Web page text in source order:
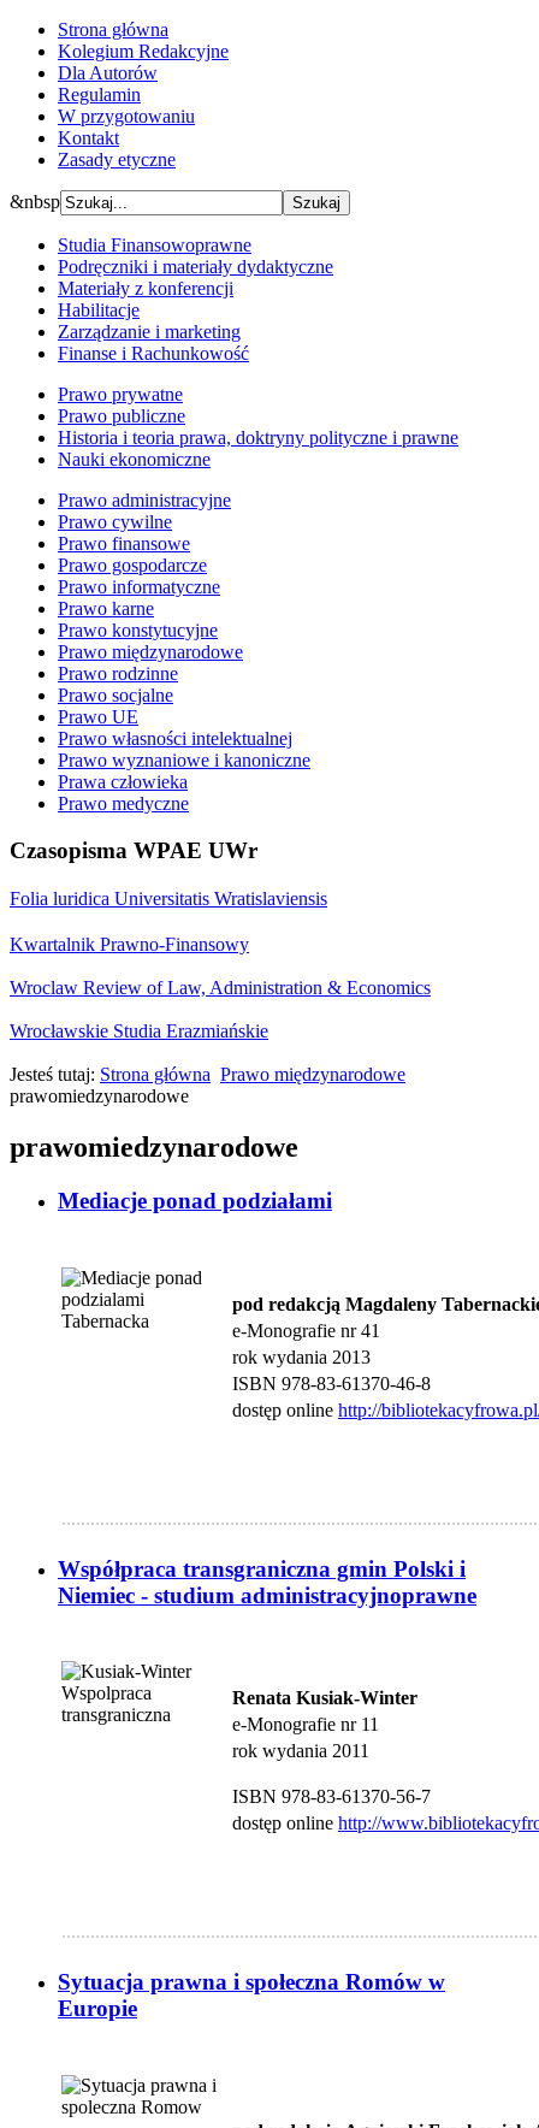
Strona główna
Kolegium Redakcyjne
Dla Autorów
Regulamin
W przygotowaniu
Kontakt
Zasady etyczne
&nbsp
Studia Finansowoprawne
Podręczniki i materiały dydaktyczne
Materiały z konferencji
Habilitacje
Zarządzanie i marketing
Finanse i Rachunkowość
Prawo prywatne
Prawo publiczne
Historia i teoria prawa, doktryny polityczne i prawne
Nauki ekonomiczne
Prawo administracyjne
Prawo cywilne
Prawo finansowe
Prawo gospodarcze
Prawo informatyczne
Prawo karne
Prawo konstytucyjne
Prawo międzynarodowe
Prawo rodzinne
Prawo socjalne
Prawo UE
Prawo własności intelektualnej
Prawo wyznaniowe i kanoniczne
Prawa człowieka
Prawo medyczne
Czasopisma WPAE UWr
Folia luridica Universitatis Wratislaviensis
Kwartalnik Prawno-Finansowy
Wroclaw Review of Law, Administration & Economics
Wrocławskie Studia Erazmiańskie
Jesteś tutaj: Strona główna Prawo międzynarodowe
prawomiedzynarodowe
prawomiedzynarodowe
Mediacje ponad podziałami
pod redakcją Magdaleny
e-Monografie nr 41
rok wydania 2013
ISBN 978-83-61370-46-8
dostęp online http://
Współpraca transgraniczna gmin Polski i
Niemiec - studium administracyjnoprawne
Renata Kusiak-Winter
e-Monografie nr 11
rok wydania 2011
ISBN 978-83-61370-56-7
dostęp online http://
Sytuacja prawna i społeczna Romów w
Europie